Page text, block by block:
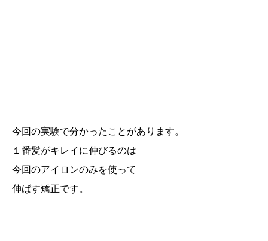
今回の実験で分かったことがあります。
１番髪がキレイに伸びるのは
今回のアイロンのみを使って
伸ばす矯正です。